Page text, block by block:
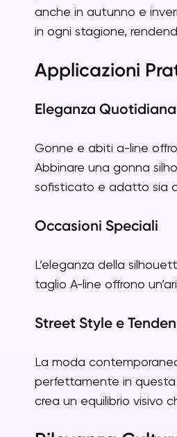
anche in autunno e
in ogni stagione,
Applicazioni
Eleganza Quotidiana
Gonne e abiti a-line
Abbinare una gonna
sofisticato e adatto sia
Occasioni Speciali
L’eleganza della
taglio A-line offrono
Street Style e
La moda
perfettamente in questa
crea un equilibrio visivo